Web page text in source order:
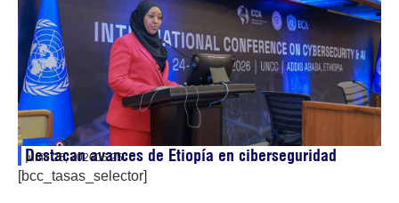
Destacan avances de Etiopía en ciberseguridad
junio 25, 202606:25
[bcc_tasas_selector]